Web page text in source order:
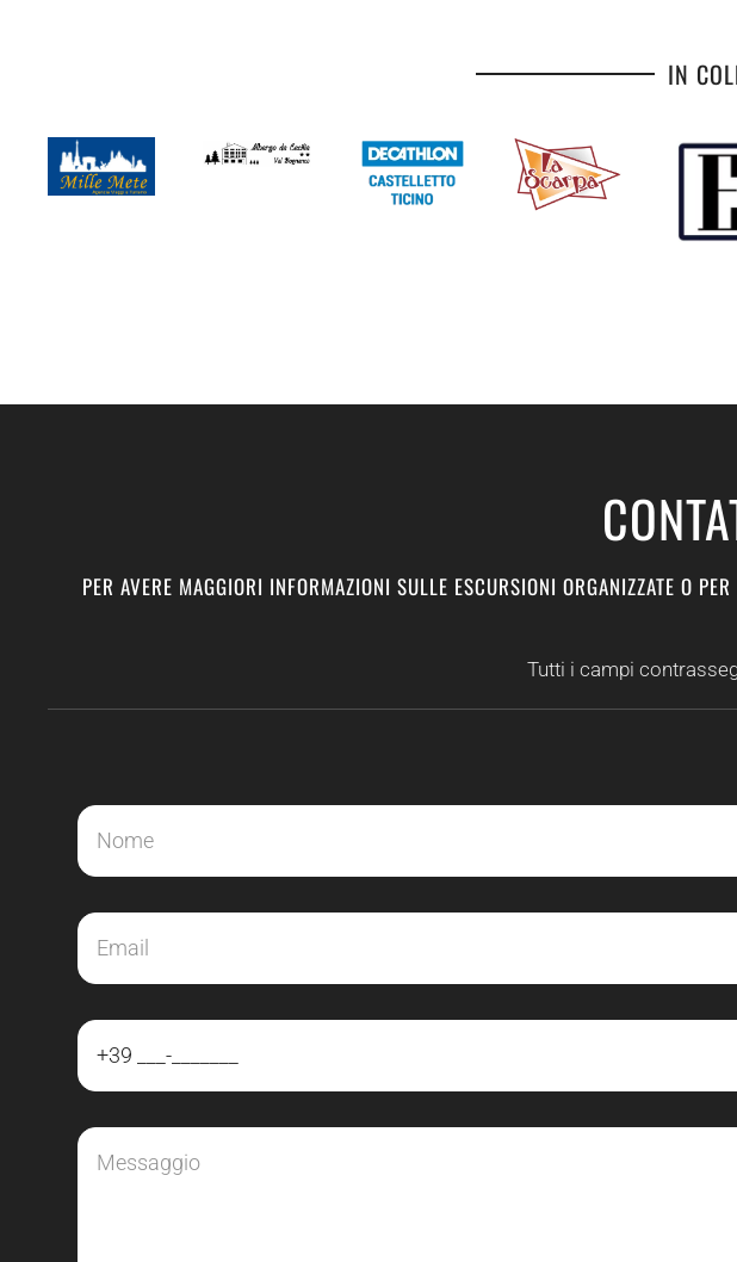
IN
PER AVERE MAGGIORI INFORMAZIONI SULLE ESCURSIONI ORGANIZZATE O
Tutti i campi